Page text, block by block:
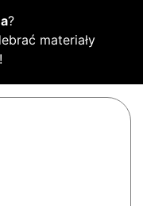
?
materiały